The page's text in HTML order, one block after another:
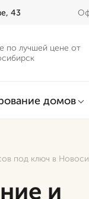
43
по лучшей цене от
домов
под ключ в
и